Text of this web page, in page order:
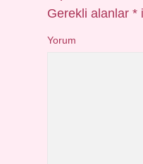
Gerekli alanlar*
Yorum